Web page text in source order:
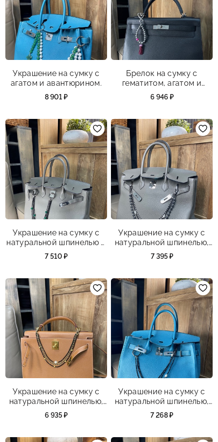
Украшение на сумку с
агатом и авантюрином.
8 901 ₽
Брелок на сумку с
гематитом, агатом и
фианитами.
6 946 ₽
Украшение на сумку с
натуральной шпинелью и
зеленым агатом
7 510 ₽
Украшение на сумку с
натуральной шпинелью,
вулканической породой
и вулканической
7 395 ₽
Украшение на сумку с
натуральной шпинелью,
вулканической породой
позолоченной, зеленым
6 935 ₽
Украшение на сумку с
натуральной шпинелью,
культивированным
жемчугом.
7 268 ₽